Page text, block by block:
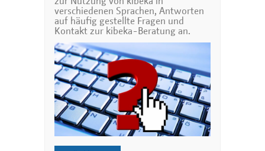
verschiedenen Sprachen, Antworten
auf häufig gestellte Fragen und
Kontakt zur kibeka-Beratung an.